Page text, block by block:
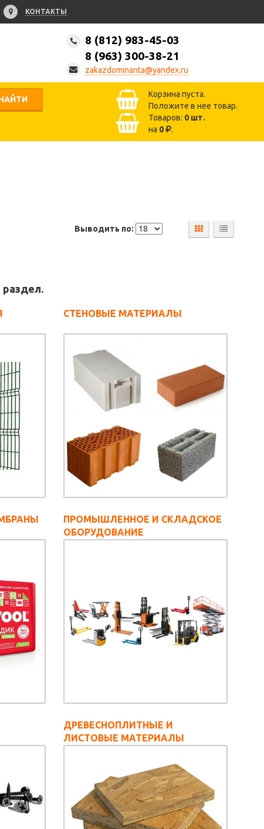
КОНТАКТЫ
8 (812) 983-45-03
8 (963) 300-38-21
zakazdominanta@yandex.ru
Корзина пуста.
Положите в нее товар.
Товаров: 0 шт.
на 0 .
Выводить по:
СТЕНОВЫЕ МАТЕРИАЛЫ
ПРОМЫШЛЕННОЕ И СКЛАДСКОЕ
ОБОРУДОВАНИЕ
ДРЕВЕСНОПЛИТНЫЕ И
ЛИСТОВЫЕ МАТЕРИАЛЫ